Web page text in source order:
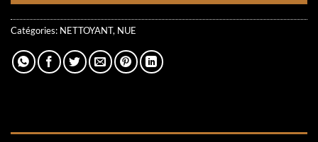
Catégories: NETTOYANT, NUE